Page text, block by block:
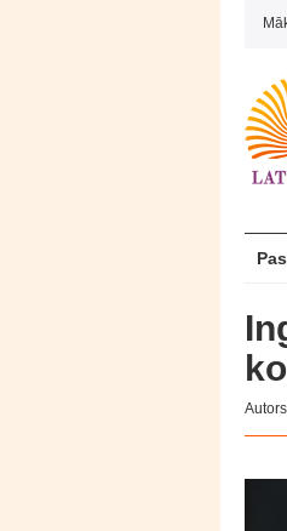
Autors